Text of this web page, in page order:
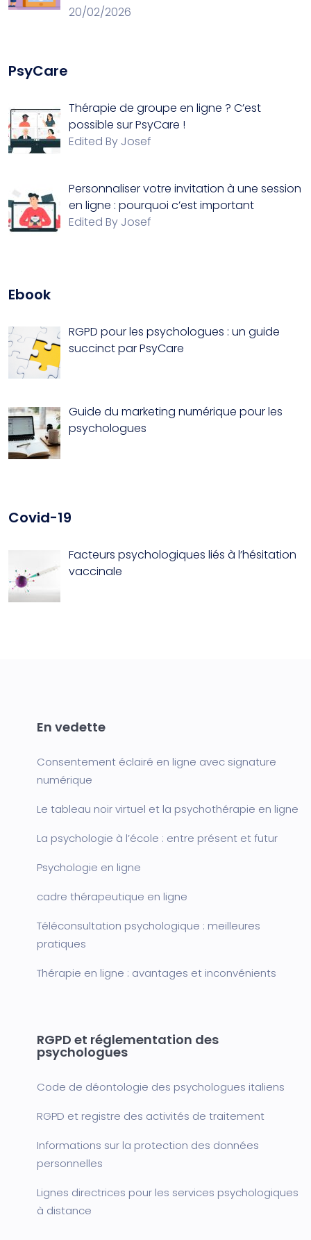
20/02/2026
PsyCare
Thérapie de groupe en ligne ? C’est
possible sur PsyCare !
Edited By Josef
Personnaliser votre invitation à une session
en ligne : pourquoi c’est important
Edited By Josef
Ebook
RGPD pour les psychologues : un guide
succinct par PsyCare
Guide du marketing numérique pour les
psychologues
Covid-19
Facteurs psychologiques liés à l’hésitation
vaccinale
En vedette
Consentement éclairé en ligne avec signature
numérique
Le tableau noir virtuel et la psychothérapie en ligne
La psychologie à l’école : entre présent et futur
Psychologie en ligne
cadre thérapeutique en ligne
Téléconsultation psychologique : meilleures
pratiques
Thérapie en ligne : avantages et inconvénients
RGPD et réglementation des
psychologues
Code de déontologie des psychologues italiens
RGPD et registre des activités de traitement
Informations sur la protection des données
personnelles
Lignes directrices pour les services psychologiques
à distance